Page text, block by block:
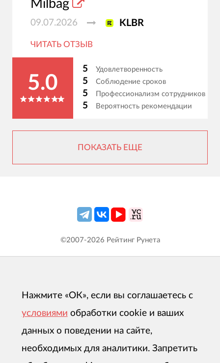
Milbag
09.07.2026 KLBR
ЧИТАТЬ ОТЗЫВ
5.0
5 Удовлетворенность
5 Соблюдение сроков
5 Профессионализм сотрудников
5 Вероятность рекомендации
ПОКАЗАТЬ ЕЩЕ
©2007-2026 Рейтинг Рунета
Нажмите «ОК», если вы соглашаетесь с
условиями обработки cookie и ваших
данных о поведении на сайте,
необходимых для аналитики. Запретить